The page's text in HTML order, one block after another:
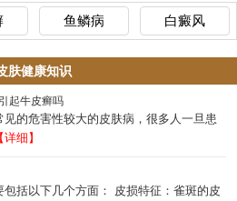
鱼鳞病 白癜风
肤健康知识
起牛皮癣吗
见的危害性较大的皮肤病，很多人一旦患
【详细】
包括以下几个方面： 皮损特征：雀斑的皮